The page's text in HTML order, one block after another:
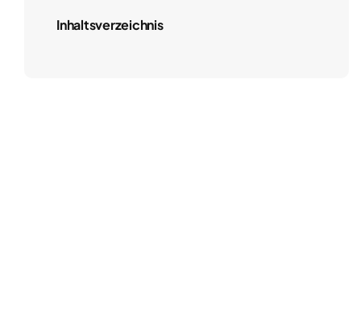
Inhaltsverzeichnis